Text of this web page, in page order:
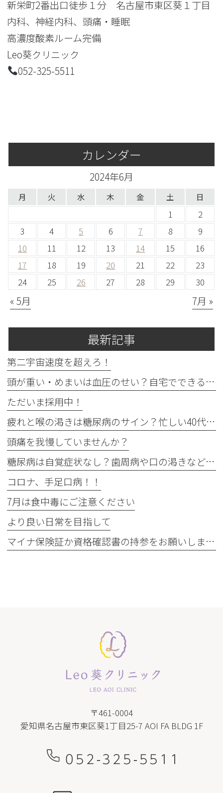
新栄町2番出口徒歩１分 名古屋市東区葵１丁目
内科、神経内科、頭痛・睡眠
高濃度酸素ルーム完備
Leo葵クリニック
052-325-5511
カレンダー
2024年6月
月 火 水 木 金 土 日
1
2
3
4 5 6 7 8
9
10
11 12 13 14 15
16
17
18 19 20 21 22
23
24
25 26 27 28 29 30
« 5月 7月 »
最新記事
第二宇宙速度を超えろ！
頭が重い・めまいは血圧のせい？自宅でできる確認法と受診目安
ただいま採用中！
疲れと喉の渇きは糖尿病のサイン？忙しい40代の受診目安
頭痛を我慢していませんか？
糖尿病は自覚症状なし？歯周病や口の渇きなど初期サイン5つと数値
コロナ、手足口病！！
7月は食中毒にご注意ください
より良い日常を目指して
マイナ保険証か資格確認書の持参をお願いします
〒461-0004
愛知県名古屋市東区葵1丁目25-7 AOI FA BLDG 1F
052-325-5511